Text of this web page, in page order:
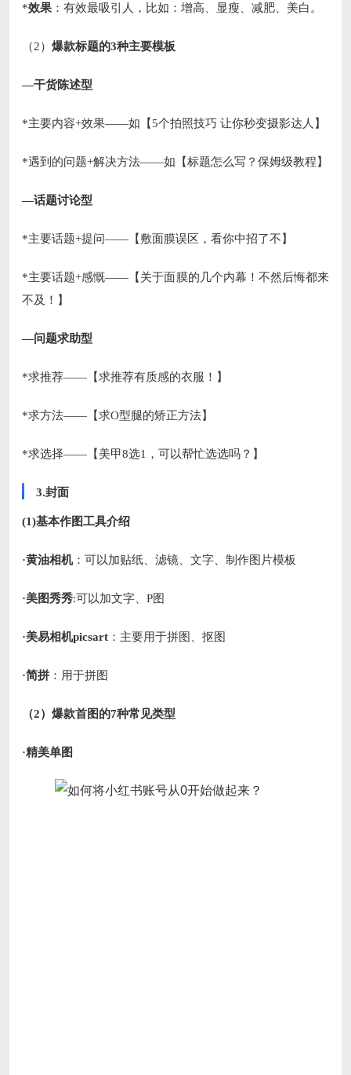
*效果 ：有效最吸引人，比如：增高、显瘦、减肥、美白。
（2） 爆款标题的3种主要模板
—干货陈述型
*主要内容+效果——如【5个拍照技巧 让你秒变摄影达人】
*遇到的问题+解决方法——如【标题怎么写？保姆级教程】
—话题讨论型
*主要话题+提问——【敷面膜误区，看你中招了不】
*主要话题+感慨——【关于面膜的几个内幕！不然后悔都来
不及！】
—问题求助型
*求推荐——【求推荐有质感的衣服！】
*求方法——【求O型腿的矫正方法】
*求选择——【美甲8选1，可以帮忙选选吗？】
3.封面
(1)基本作图工具介绍
·黄油相机：可以加贴纸、滤镜、文字、制作图片模板
·美图秀秀:可以加文字、P图
·美易相机picsart ：主要用于拼图、抠图
·简拼 ：用于拼图
（2）爆款首图的7种常见类型
·精美单图